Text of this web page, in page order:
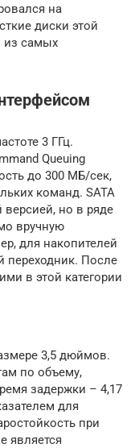
на
диски этой
из самых
3 ГГц.
Queuing
до 300 МБ/сек,
команд. SATA
но в ряде
вручную
для накопителей
переходник. После
в этой категории
3,5 дюймов.
по объему,
задержки – 4,17
для
при
является